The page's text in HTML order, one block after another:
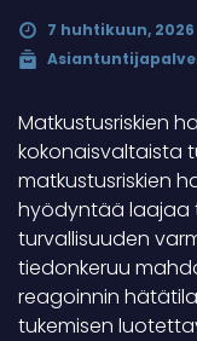
7 huhtikuun, 2026
Matkustusriskien
kokonaisvaltaista
matkustusriskien
hyödyntää laajaa
turvallisuuden
tiedonkeruu
reagoinnin
tukemisen